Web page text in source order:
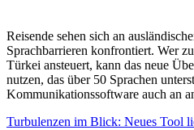
Reisende sehen sich an
Sprachbarrieren konfrontiert. Wer
Türkei ansteuert, kann das neue
nutzen, das über 50 Sprachen
Kommunikationssoftware auch an
Turbulenzen im Blick: Neues Tool